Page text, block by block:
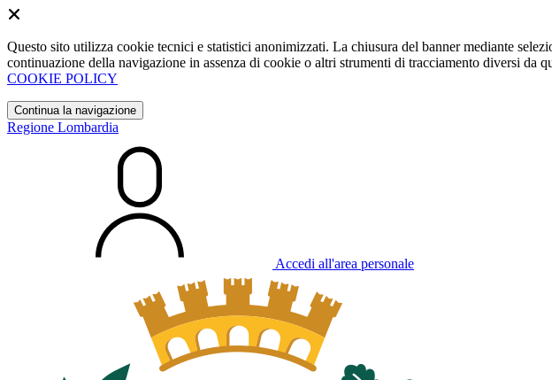
Questo sito utilizza cookie tecnici e statistici anonimizzati. La chiusura del banner mediante
continuazione della navigazione in assenza di cookie o altri strumenti di tracciamento diversi da
COOKIE POLICY
Continua la navigazione
Regione Lombardia
Accedi all'area personale